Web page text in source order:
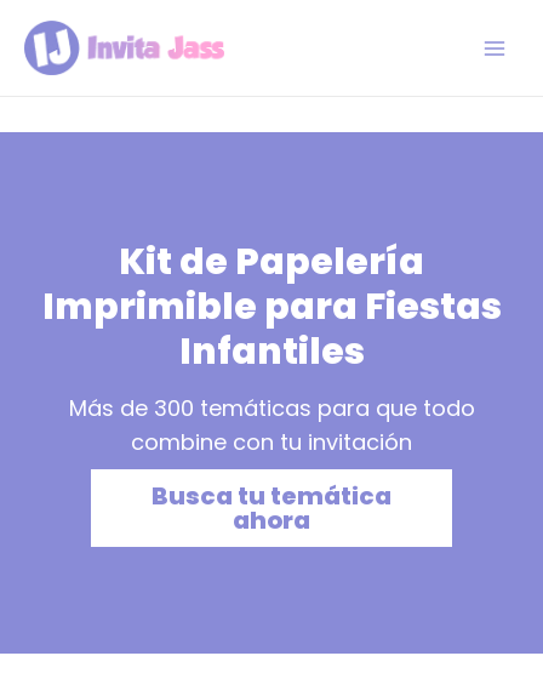
contenido
Kit de Papelería
Imprimible para Fiestas
Infantiles
Más de 300 temáticas para que todo
combine con tu invitación
Busca tu temática
ahora